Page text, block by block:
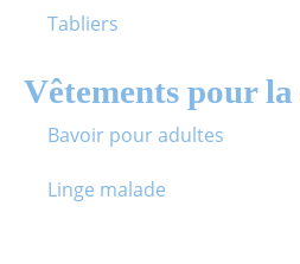
Tabliers
Vêtements pour la
Bavoir pour adultes
Linge malade